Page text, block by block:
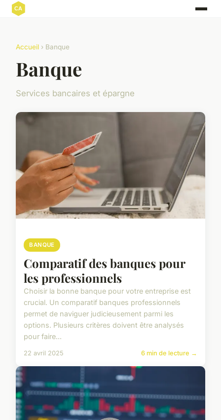
Accueil › Banque
Banque
Services bancaires et épargne
BANQUE
Comparatif des banques pour
les professionnels
Choisir la bonne banque pour votre entreprise est
crucial. Un comparatif banques professionnels
permet de naviguer judicieusement parmi les
options. Plusieurs critères doivent être analysés
pour faire...
22 avril 2025 6 min de lecture →